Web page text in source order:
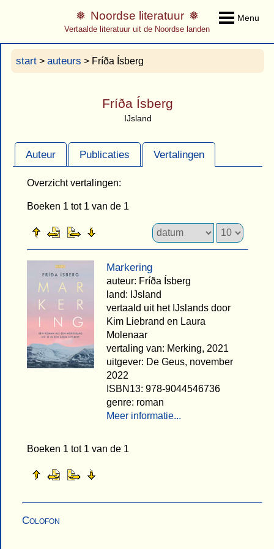
Menu
Noordse literatuur
Vertaalde literatuur uit de Noordse landen
start > auteurs > Fríða Ísberg
Fríða Ísberg
IJsland
Auteur Publicaties Vertalingen
Overzicht vertalingen:
Boeken 1 tot 1 van de 1
Markering
auteur: Fríða Ísberg
land: IJsland
vertaald uit het IJslands door
Kim Liebrand en Laura
Molenaar
vertaling van: Merking, 2021
uitgever: De Geus, november
2022
ISBN13: 978-9044546736
genre: roman
Meer informatie...
Boeken 1 tot 1 van de 1
Colofon